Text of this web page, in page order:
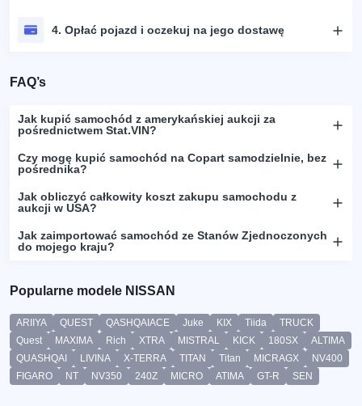
4. Opłać pojazd i oczekuj na jego dostawę
FAQ’s
Jak kupić samochód z amerykańskiej aukcji za
pośrednictwem Stat.VIN?
Czy mogę kupić samochód na Copart samodzielnie, bez
pośrednika?
Jak obliczyć całkowity koszt zakupu samochodu z
aukcji w USA?
Jak zaimportować samochód ze Stanów Zjednoczonych
do mojego kraju?
Popularne modele NISSAN
ARIIYA QUEST QASHQAIACE Juke KIX Tiida
TRUCK
Quest
MAXIMA Rich XTRA MISTRAL KICK 180SX
ALTIMA
QUASHQAI
LIVINA X-TERRA TITAN Titan MICRAGX
NV400
FIGARO
NT NV350 240Z MICRO ATIMA GT-R SEN